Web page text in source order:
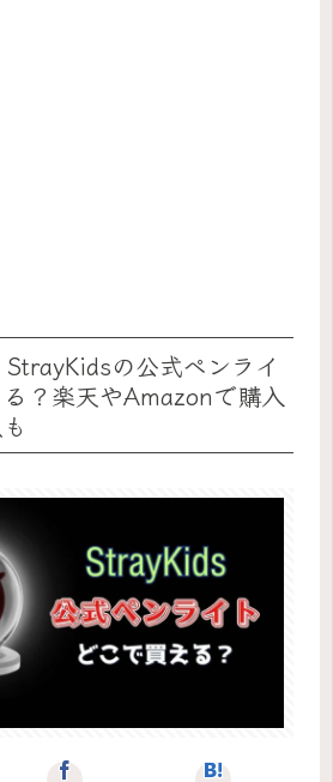
StrayKidsの公式ペンライ
？楽天やAmazonで購入